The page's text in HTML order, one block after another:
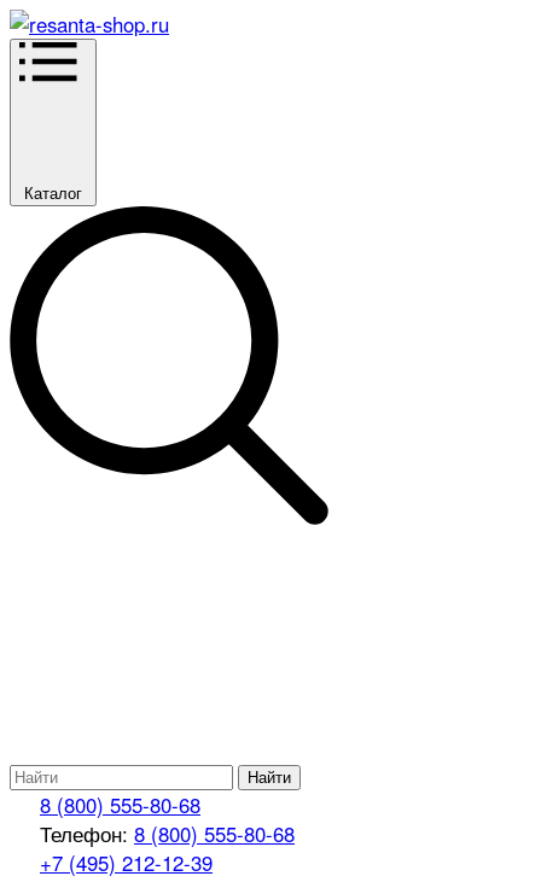
Каталог
Найти
8 (800) 555-80-68
Телефон: 8 (800) 555-80-68
+7 (495) 212-12-39